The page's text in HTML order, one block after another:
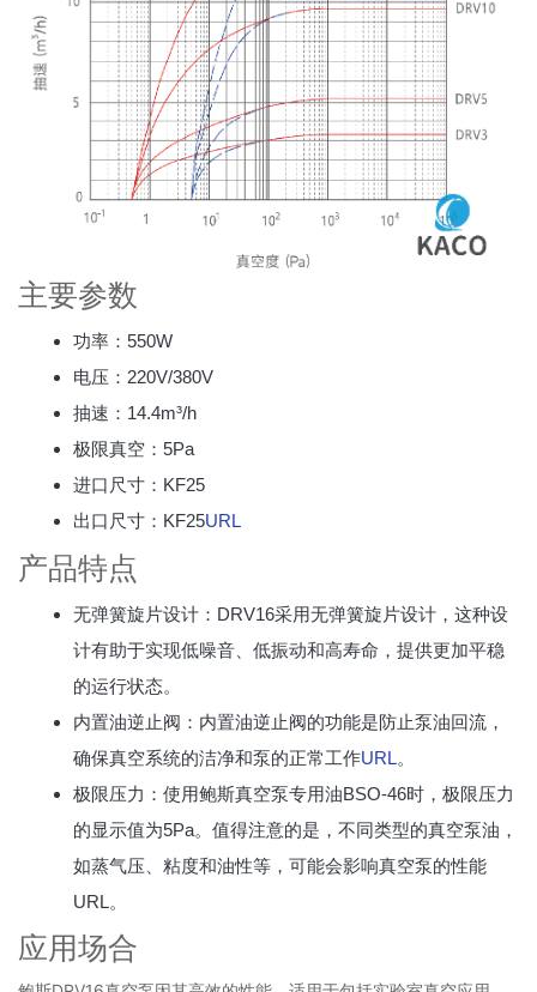
主要参数
功率：550W
电压：220V/380V
抽速：14.4m³/h
极限真空：5Pa
进口尺寸：KF25
出口尺寸：KF25URL
产品特点
无弹簧旋片设计：DRV16采用无弹簧旋片设计，这种设
计有助于实现低噪音、低振动和高寿命，提供更加平稳
的运行状态。
内置油逆止阀：内置油逆止阀的功能是防止泵油回流，
确保真空系统的洁净和泵的正常工作URL。
极限压力：使用鲍斯真空泵专用油BSO-46时，极限压力
的显示值为5Pa。值得注意的是，不同类型的真空泵油，
如蒸气压、粘度和油性等，可能会影响真空泵的性能
URL。
应用场合